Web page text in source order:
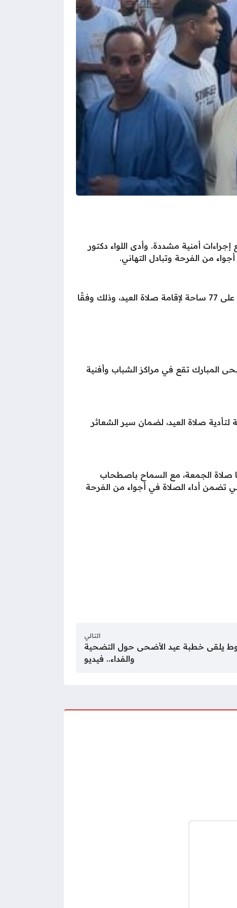
أمنية مشددة. وأدى اللواء دكتور
من الفرحة وتبادل التهاني.
وكانت مديرية أوقاف قنا جهزت 3224 مسجدًا بمختلف قرى ومراكز المحافظة، فضلاً عن تجهيز ما يزيد على 77 ساحة لإقامة صلاة العيد، وذلك وفقًا
المبارك تقع في مراكز الشباب وأفنية
صلاة العيد، لضمان سير الشعائر
صلاة الجمعة، مع السماح باصطحاب
تضمن أداء الصلاة في أجواء من الفرحة
التالي
يلقى خطبة عيد الأضحى حول التضحية
والفداء.. فيديو